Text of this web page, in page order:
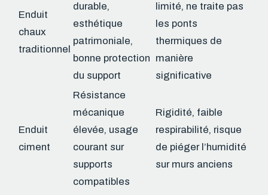
Enduit
chaux
traditionnel
durable,
esthétique
patrimoniale,
bonne protection
du support
limité, ne traite pas
les ponts
thermiques de
manière
significative
Enduit
ciment
Résistance
mécanique
élevée, usage
courant sur
supports
compatibles
Rigidité, faible
respirabilité, risque
de piéger l’humidité
sur murs anciens